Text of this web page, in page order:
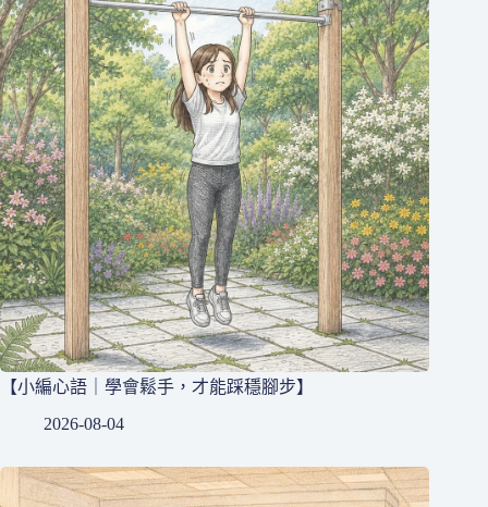
【小編心語｜學會鬆手，才能踩穩腳步】
2026-08-04